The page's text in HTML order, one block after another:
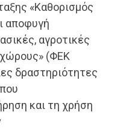
«Καθορισμός
αποφυγή
αγροτικές
χώρους» (ΦΕΚ
δραστηριότητες
και τη χρήση